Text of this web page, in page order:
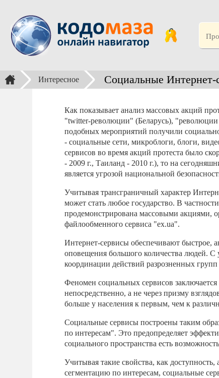
Интересное Социальные Интернет-
Как показывает анализ массовых акций
"twitter-революции" (Беларусь),
подобных мероприятий получили
- социальные сети, микроблоги, блоги,
сервисов во время акций протеста было
- 2009 г., Таиланд - 2010 г.), то на
является угрозой национальной
Учитывая трансграничный характер
может стать любое государство. В
продемонстрирована массовыми акциями,
файлообменного сервиса "ex.ua".
Интернет-сервисы обеспечивают быстрое,
оповещения большого количества людей.
координации действий разрозненных
Феномен социальных сервисов
непосредственно, а не через призму
больше у населения к первым, чем к
Социальные сервисы построены таким
по интересам". Это предопределяет
социального пространства есть
Учитывая такие свойства, как
сегментацию по интересам, социальные